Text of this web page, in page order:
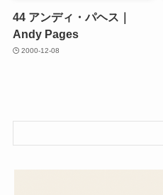
44アンディ・パヘス｜
Andy Pages
2000-12-08